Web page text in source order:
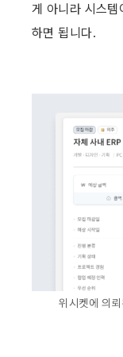
게 아니라 시스템
하면 됩니다.
위시켓에 의